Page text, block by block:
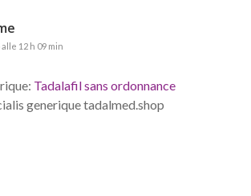
12 h 09 min
Tadalafil sans ordonnance
generique tadalmed.shop